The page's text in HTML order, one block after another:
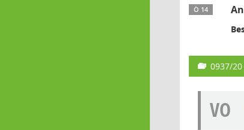
Ö 14
0937/20
VO